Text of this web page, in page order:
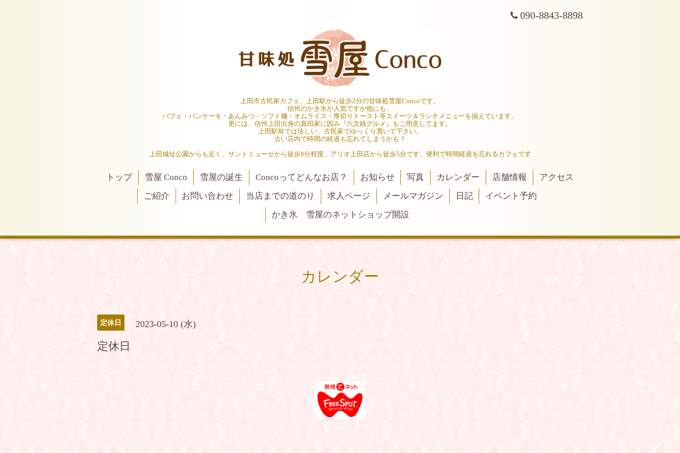
090-8843-8898
上田市古民家カフェ、上田駅から徒歩2分の甘味処雪屋Concoです。
信州のかき氷が人気ですが他にも、
パフェ・パンケーキ・あんみつ・ソフト麺・オムライス・厚切りトースト等スイーツ＆ランチメニューを揃えています。
更には、信州上田出身の真田家に因み『六文銭グルメ』もご用意してます。
上田駅前では珍しい、古民家でゆっくり寛いで下さい。
古い店内で時間の経過も忘れてしまうかも？
上田城址公園からも近く、サントミューゼから徒歩8分程度、アリオ上田店から徒歩5分です、便利で時間経過を忘れるカフェです
トップ 雪屋 Conco 雪屋の誕生 Concoってどんなお店？ お知らせ 写真 カレンダー 店舗情報
アクセス
ご紹介
お問い合わせ 当店までの道のり 求人ページ メールマガジン 日記
イベント予約
かき氷 雪屋のネットショップ開設
カレンダー
定休日 2023-05-10 (水)
定休日